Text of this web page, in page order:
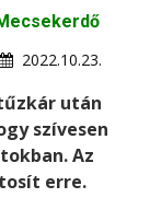
2022.10.23.
után
szívesen
Az
erre.